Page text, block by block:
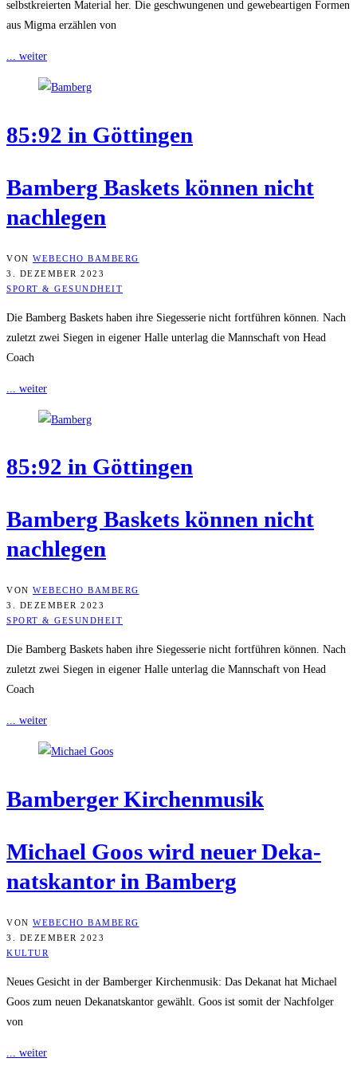
selbstkreierten Material her. Die geschwungenen und gewebeartigen Formen
aus Migma erzählen von
... weiter
85:92 in Göttingen
Bam­berg Bas­kets kön­nen nicht
nachlegen
VON WEBECHO BAMBERG
3. DEZEMBER 2023
SPORT & GESUNDHEIT
Die Bamberg Baskets haben ihre Siegesserie nicht fortführen können. Nach
zuletzt zwei Siegen in eigener Halle unterlag die Mannschaft von Head
Coach
... weiter
85:92 in Göttingen
Bam­berg Bas­kets kön­nen nicht
nachlegen
VON WEBECHO BAMBERG
3. DEZEMBER 2023
SPORT & GESUNDHEIT
Die Bamberg Baskets haben ihre Siegesserie nicht fortführen können. Nach
zuletzt zwei Siegen in eigener Halle unterlag die Mannschaft von Head
Coach
... weiter
Bam­ber­ger Kirchenmusik
Micha­el Goos wird neu­er Deka­
nats­kan­tor in Bamberg
VON WEBECHO BAMBERG
3. DEZEMBER 2023
KULTUR
Neues Gesicht in der Bamberger Kirchenmusik: Das Dekanat hat Michael
Goos zum neuen Dekanatskantor gewählt. Goos ist somit der Nachfolger
von
... weiter